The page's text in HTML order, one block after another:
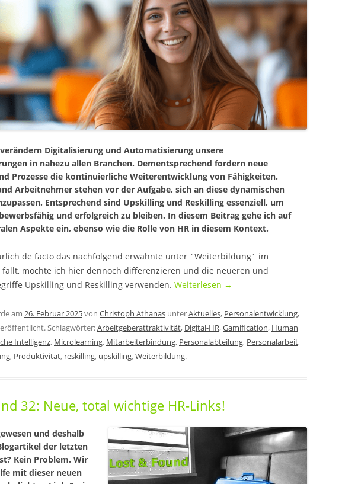
Digitalisierung und Automatisierung unsere
in nahezu allen Branchen. Dementsprechend fordern neue
Prozesse die kontinuierliche Weiterentwicklung von Fähigkeiten.
Arbeitnehmer stehen vor der Aufgabe, sich an diese dynamischen
Entsprechend sind Upskilling und Reskilling essenziell, um
und erfolgreich zu bleiben. In diesem Beitrag gehe ich auf
Aspekte ein, ebenso wie die Rolle von HR in diesem Kontext.
de facto das nachfolgend erwähnte unter ´Weiterbildung´ im
fällt, möchte ich hier dennoch differenzieren und die neueren und
Upskilling und Reskilling verwenden. Weiterlesen →
am 26. Februar 2025von Christoph Athanas unterAktuelles, Personalentwicklung,
Schlagwörter:Arbeitgeberattraktivität, Digital-HR,Gamification, Human
Intelligenz, Microlearning, Mitarbeiterbindung, Personalabteilung, Personalarbeit,
, Produktivität, reskilling, upskilling,Weiterbildung.
32: Neue, total wichtige HR-Links!
und deshalb
der letzten
Kein Problem. Wir
mit dieser neuen